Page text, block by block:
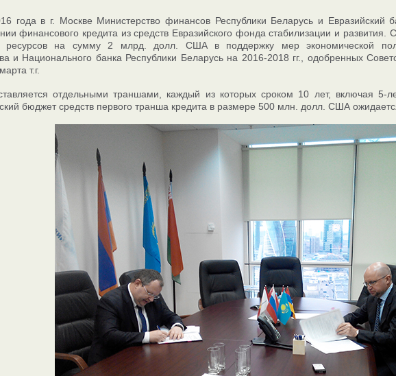
года в г. Москве Министерство финансов Республики Беларусь и Евразийский
финансового кредита из средств Евразийского фонда стабилизации и
ресурсов на сумму 2 млрд. долл. США в поддержку мер экономической
и Национального банка Республики Беларусь на 2016-2018 гг., одобренных
т.г.
отдельными траншами, каждый из которых сроком 10 лет, включая 5-
бюджет средств первого транша кредита в размере 500 млн. долл. США